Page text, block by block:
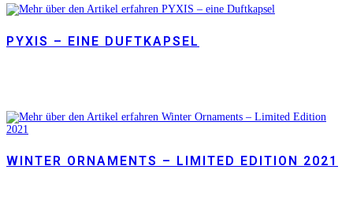
PYXIS – EINE DUFTKAPSEL
WINTER ORNAMENTS – LIMITED EDITION 2021